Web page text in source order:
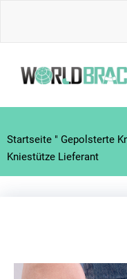
Startseite " Gepolsterte
Kniestütze Lieferant